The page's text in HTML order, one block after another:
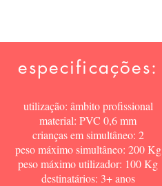
especificações:
utilização: âmbito profissional
material: PVC 0,6 mm
crianças em simultâneo: 2
peso máximo simultâneo: 200 Kg
peso máximo utilizador: 100 Kg
destinatários: 3+ anos